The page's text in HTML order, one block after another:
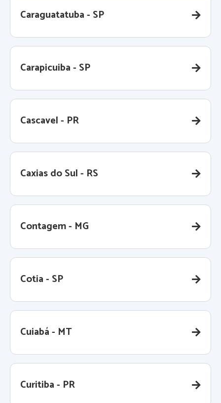
Caraguatatuba - SP
Carapicuiba - SP
Cascavel - PR
Caxias do Sul - RS
Contagem - MG
Cotia - SP
Cuiabá - MT
Curitiba - PR